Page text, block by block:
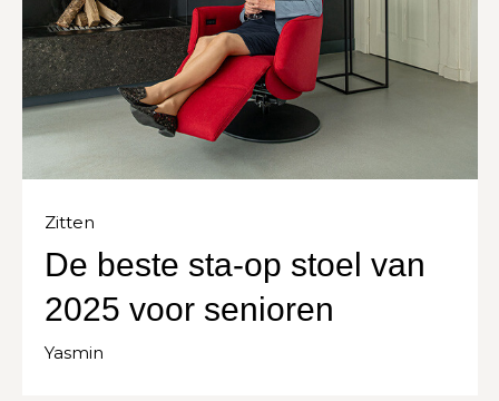
Zitten
De beste sta-op stoel van
2025 voor senioren
Yasmin